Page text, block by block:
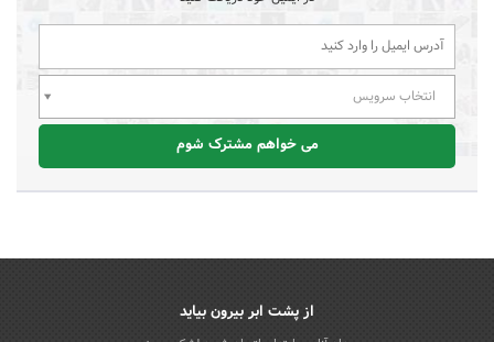
انتخاب سرویس
می خواهم مشترک شوم
از پشت ابر بیرون بیاید